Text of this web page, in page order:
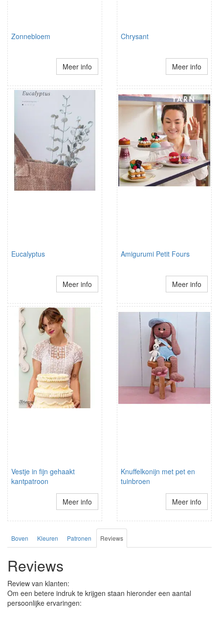
Zonnebloem
Meer info
Chrysant
Meer info
Eucalyptus
Meer info
Amigurumi Petit Fours
Meer info
Vestje in fijn gehaakt
kantpatroon
Meer info
Knuffelkonijn met pet en
tuinbroen
Meer info
Boven Kleuren Patronen Reviews
Reviews
Review van klanten:
Om een betere indruk te krijgen staan hieronder een aantal
persoonlijke ervaringen: